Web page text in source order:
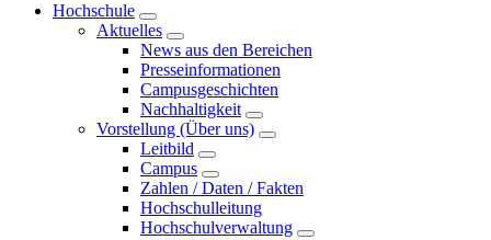
Hochschule
Aktuelles
News aus den Bereichen
Presseinformationen
Campusgeschichten
Nachhaltigkeit
Vorstellung (Über uns)
Leitbild
Campus
Zahlen / Daten / Fakten
Hochschulleitung
Hochschulverwaltung